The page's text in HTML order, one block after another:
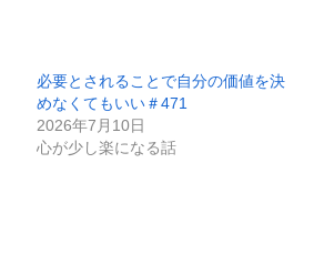
必要とされることで自分の価値を決
めなくてもいい＃471
2026年7月10日
心が少し楽になる話